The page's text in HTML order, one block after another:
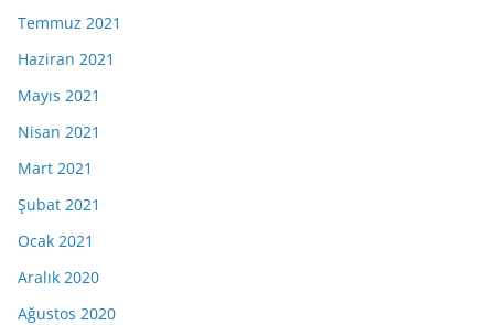
Temmuz 2021
Haziran 2021
Mayıs 2021
Nisan 2021
Mart 2021
Şubat 2021
Ocak 2021
Aralık 2020
Ağustos 2020